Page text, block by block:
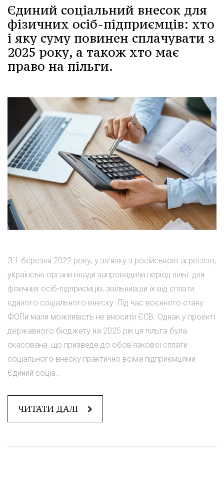
Єдиний соціальний внесок для
фізичних осіб-підприємців: хто
і яку суму повинен сплачувати з
2025 року, а також хто має
право на пільги.
З 1 березня 2022 року, у зв'язку з російською агресією,
українські органи влади запровадили період пільг для
фізичних осіб-підприємців, звільнивши їх від сплати
єдиного соціального внеску. Під час воєнного стану
ФОПи мали можливість не вносити ЄСВ. Однак у проекті
державного бюджету на 2025 рік ця пільга була
скасована, що призведе до обов'язкової сплати
соціального внеску практично всіма підприємцями.
Єдиний соціа...
ЧИТАТИ ДАЛІ